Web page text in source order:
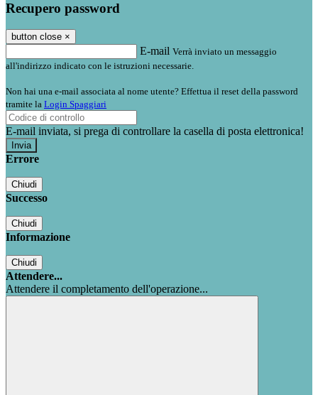
Recupero password
button close ×
E-mail Verrà inviato un messaggio
all'indirizzo indicato con le istruzioni necessarie.
Non hai una e-mail associata al nome utente? Effettua il reset della password
tramite la Login Spaggiari
E-mail inviata, si prega di controllare la casella di posta elettronica!
Errore
Chiudi
Successo
Chiudi
Informazione
Chiudi
Attendere...
Attendere il completamento dell'operazione...